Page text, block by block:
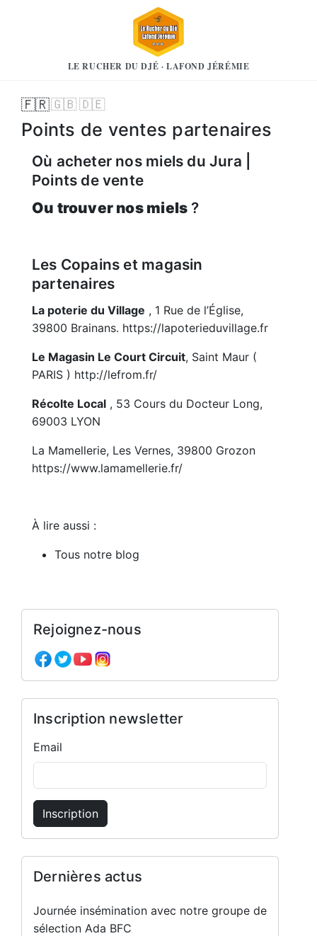
LE RUCHER DU DJÉ · LAFOND JÉRÉMIE
🇫🇷🇬🇧🇩🇪
Points de ventes partenaires
Où acheter nos miels du Jura |
Points de vente
Ou trouver nos miels ?
Les Copains et magasin
partenaires
La poterie du Village , 1 Rue de l’Église,
39800 Brainans. https://lapoterieduvillage.fr
Le Magasin Le Court Circuit, Saint Maur (
PARIS ) http://lefrom.fr/
Récolte Local , 53 Cours du Docteur Long,
69003 LYON
La Mamellerie, Les Vernes, 39800 Grozon
https://www.lamamellerie.fr/
À lire aussi :
Tous notre blog
Rejoignez-nous
Inscription newsletter
Email
Inscription
Dernières actus
Journée insémination avec notre groupe de
sélection Ada BFC